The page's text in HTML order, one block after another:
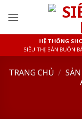
HỆ THỐNG
SIÊU THỊ BÁN BUÔN
TRANG CHỦ /